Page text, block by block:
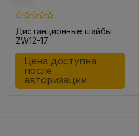
Дистанционные шайбы
ZW12-17
Цена доступна
после
авторизации